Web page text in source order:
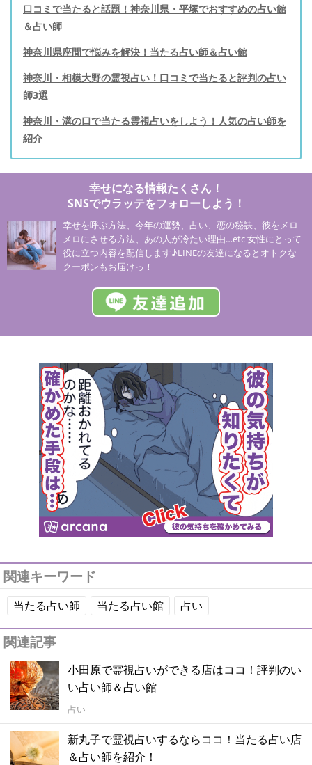
口コミで当たると話題！神奈川県・平塚でおすすめの占い館
＆占い師
神奈川県座間で悩みを解決！当たる占い師＆占い館
神奈川・相模大野の霊視占い！口コミで当たると評判の占い
師3選
神奈川・溝の口で当たる霊視占いをしよう！人気の占い師を
紹介
幸せになる情報たくさん！
SNSでウラッテをフォローしよう！
幸せを呼ぶ方法、今年の運勢、占い、恋の秘訣、彼をメロ
メロにさせる方法、あの人が冷たい理由…etc 女性にとって
役に立つ内容を配信します♪LINEの友達になるとオトクな
クーポンもお届けっ！
関連キーワード
当たる占い師 当たる占い館 占い
関連記事
小田原で霊視占いができる店はココ！評判のい
い占い師＆占い館
占い
新丸子で霊視占いするならココ！当たる占い店
＆占い師を紹介！